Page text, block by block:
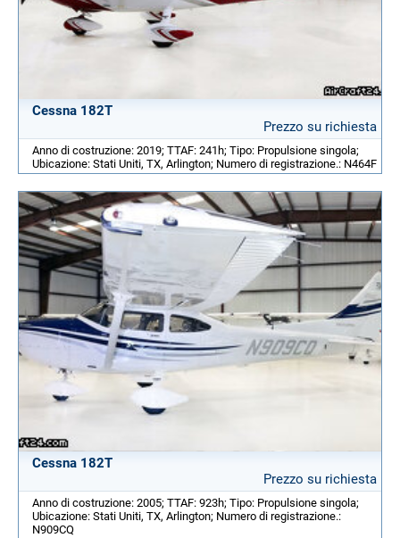
Cessna 182T
Prezzo su richiesta
Anno di costruzione: 2019; TTAF: 241h; Tipo: Propulsione singola;
Ubicazione: Stati Uniti, TX, Arlington; Numero di registrazione.: N464F
Cessna 182T
Prezzo su richiesta
Anno di costruzione: 2005; TTAF: 923h; Tipo: Propulsione singola;
Ubicazione: Stati Uniti, TX, Arlington; Numero di registrazione.:
N909CQ